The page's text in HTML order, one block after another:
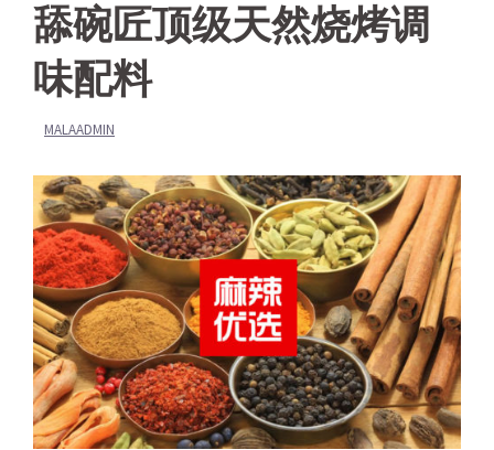
舔碗匠顶级天然烧烤调
味配料
MALAADMIN